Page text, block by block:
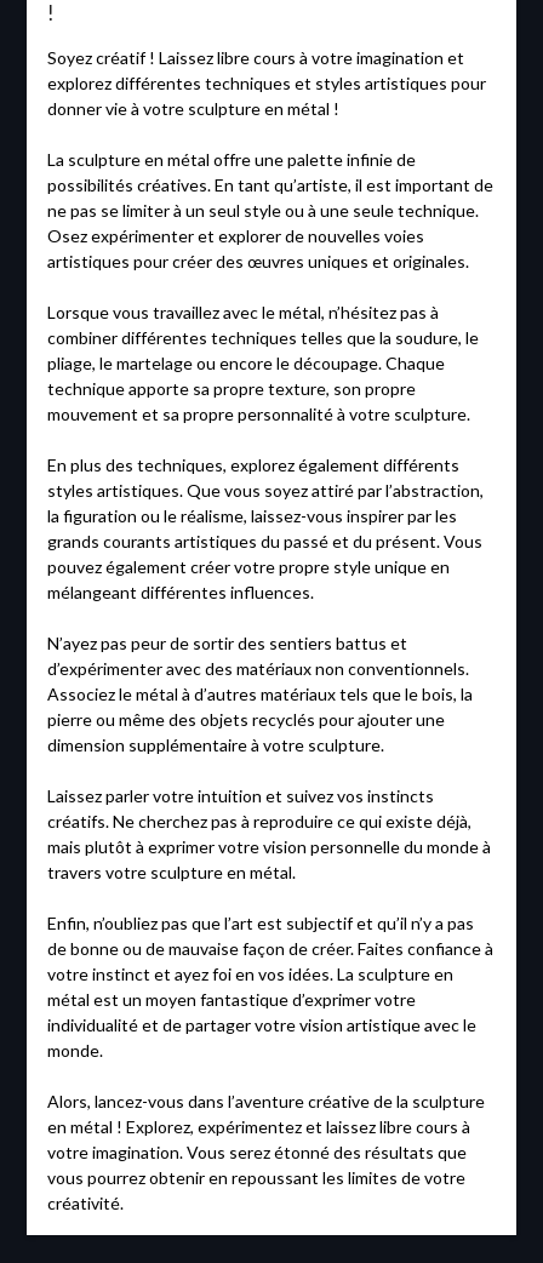
!
Soyez créatif ! Laissez libre cours à votre imagination et
explorez différentes techniques et styles artistiques pour
donner vie à votre sculpture en métal !
La sculpture en métal offre une palette infinie de
possibilités créatives. En tant qu’artiste, il est important de
ne pas se limiter à un seul style ou à une seule technique.
Osez expérimenter et explorer de nouvelles voies
artistiques pour créer des œuvres uniques et originales.
Lorsque vous travaillez avec le métal, n’hésitez pas à
combiner différentes techniques telles que la soudure, le
pliage, le martelage ou encore le découpage. Chaque
technique apporte sa propre texture, son propre
mouvement et sa propre personnalité à votre sculpture.
En plus des techniques, explorez également différents
styles artistiques. Que vous soyez attiré par l’abstraction,
la figuration ou le réalisme, laissez-vous inspirer par les
grands courants artistiques du passé et du présent. Vous
pouvez également créer votre propre style unique en
mélangeant différentes influences.
N’ayez pas peur de sortir des sentiers battus et
d’expérimenter avec des matériaux non conventionnels.
Associez le métal à d’autres matériaux tels que le bois, la
pierre ou même des objets recyclés pour ajouter une
dimension supplémentaire à votre sculpture.
Laissez parler votre intuition et suivez vos instincts
créatifs. Ne cherchez pas à reproduire ce qui existe déjà,
mais plutôt à exprimer votre vision personnelle du monde à
travers votre sculpture en métal.
Enfin, n’oubliez pas que l’art est subjectif et qu’il n’y a pas
de bonne ou de mauvaise façon de créer. Faites confiance à
votre instinct et ayez foi en vos idées. La sculpture en
métal est un moyen fantastique d’exprimer votre
individualité et de partager votre vision artistique avec le
monde.
Alors, lancez-vous dans l’aventure créative de la sculpture
en métal ! Explorez, expérimentez et laissez libre cours à
votre imagination. Vous serez étonné des résultats que
vous pourrez obtenir en repoussant les limites de votre
créativité.